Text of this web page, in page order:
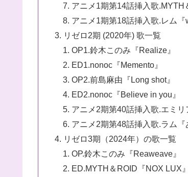
アニメ1期第14話挿入歌.MYTH
アニメ1期第18話挿入歌.レム『
リゼロ2期 (2020年) 歌一覧
OP1.鈴木このみ『Realize』
ED1.nonoc『Memento』
OP2.前島麻由『Long shot』
ED2.nonoc『Believe in you』
アニメ2期第40話挿入歌.エミリ
アニメ2期第48話挿入歌.ラム『
リゼロ3期（2024年）の歌一覧
OP.鈴木このみ『Reaweave』
ED.MYTH＆ROID『NOX LUX』